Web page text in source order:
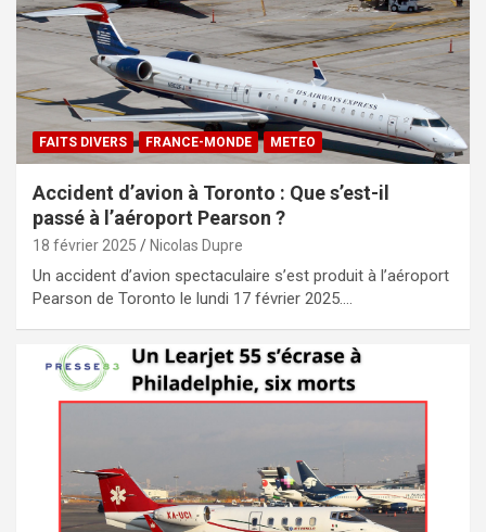
FAITS DIVERS FRANCE-MONDE METEO
Accident d’avion à Toronto : Que s’est-il
passé à l’aéroport Pearson ?
18 février 2025 Nicolas Dupre
Un accident d’avion spectaculaire s’est produit à l’aéroport
Pearson de Toronto le lundi 17 février 2025.…